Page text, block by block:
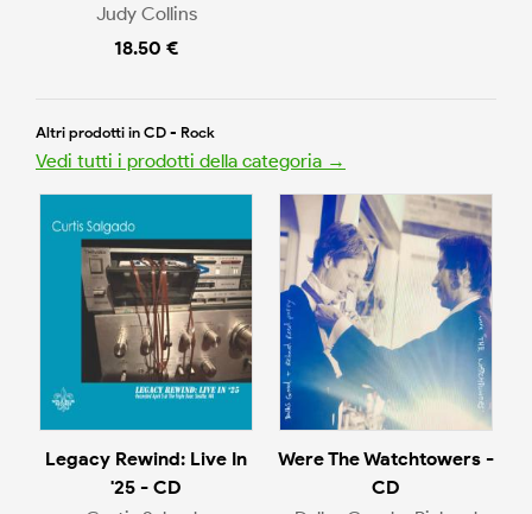
Judy Collins
18.50 €
Altri prodotti in CD - Rock
Vedi tutti i prodotti della categoria →
Legacy Rewind: Live In
'25 - CD
Were The Watchtowers -
CD